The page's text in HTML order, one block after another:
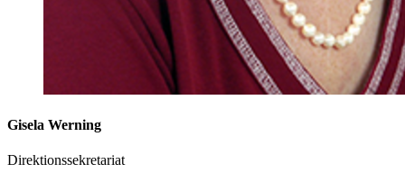
Gisela Werning
Direktionssekretariat